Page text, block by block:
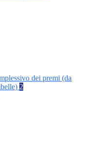
dei premi (da
2